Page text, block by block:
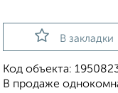
В закладки
Код объекта:
В продаже